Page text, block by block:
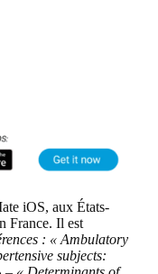
iOS, aux États-
France. Il est
: « Ambulatory
subjects: